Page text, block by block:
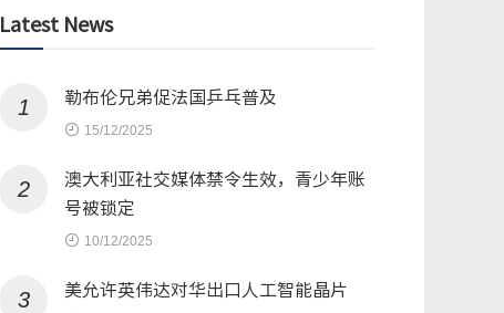
Latest News
1 勒布伦兄弟促法国乒乓普及
15/12/2025
2
澳大利亚社交媒体禁令生效，青少年账
号被锁定
10/12/2025
3 美允许英伟达对华出口人工智能晶片